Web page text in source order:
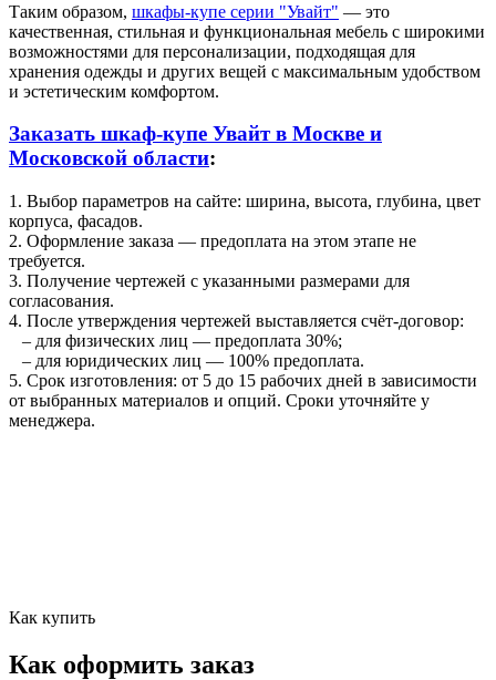
Таким образом, шкафы-купе серии "Увайт" — это
качественная, стильная и функциональная мебель с широкими
возможностями для персонализации, подходящая для
хранения одежды и других вещей с максимальным удобством
и эстетическим комфортом.
Заказать шкаф-купе Увайт в Москве и
Московской области:
1. Выбор параметров на сайте: ширина, высота, глубина, цвет
корпуса, фасадов.
2. Оформление заказа — предоплата на этом этапе не
требуется.
3. Получение чертежей с указанными размерами для
согласования.
4. После утверждения чертежей выставляется счёт‑договор:
– для физических лиц — предоплата 30%;
– для юридических лиц — 100% предоплата.
5. Срок изготовления: от 5 до 15 рабочих дней в зависимости
от выбранных материалов и опций. Сроки уточняйте у
менеджера.
Как купить
Как оформить заказ